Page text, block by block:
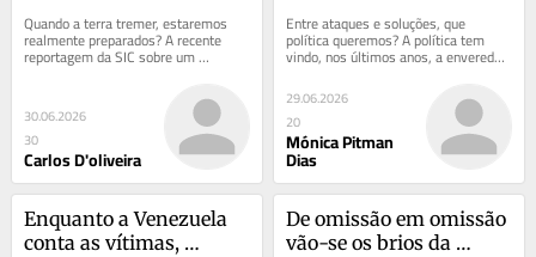
Quando a terra tremer, estaremos
realmente preparados? A recente
reportagem da SIC sobre um
exercício que simulou um sismo de
30.06.2026
30
Carlos D'oliveira
Entre ataques e soluções, que
política queremos? A política tem
vindo, nos últimos anos, a enveredar
por um caminho preocupante. Em vez
de se...
29.06.2026
20
Mónica Pitman
Dias
Enquanto a Venezuela
conta as vítimas,
De omissão em omissão
vão-se os brios da